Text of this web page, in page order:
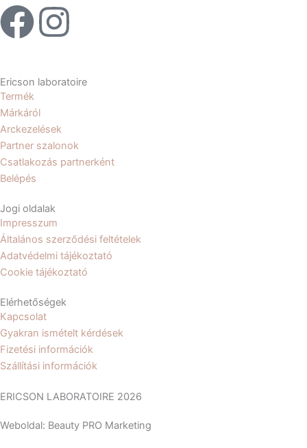
F
c
e
b
o
o
k
I
s
t
a
r
a
m
Ericson laboratoire
Termék
Márkáról
Arckezelések
Partner szalonok
Csatlakozás partnerként
Belépés
Jogi oldalak
Impresszum
Általános szerződési feltételek
Adatvédelmi tájékoztató
Cookie tájékoztató
Elérhetőségek
Kapcsolat
Gyakran ismételt kérdések
Fizetési információk
Szállítási információk
ERICSON LABORATOIRE 2026
Weboldal: Beauty PRO Marketing